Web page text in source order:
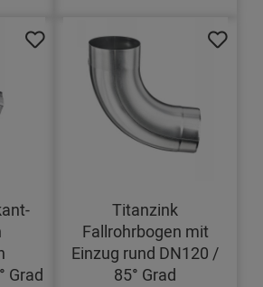
Grad
Titanzink
Fallrohrbogen mit
Einzug rund DN120 /
85° Grad